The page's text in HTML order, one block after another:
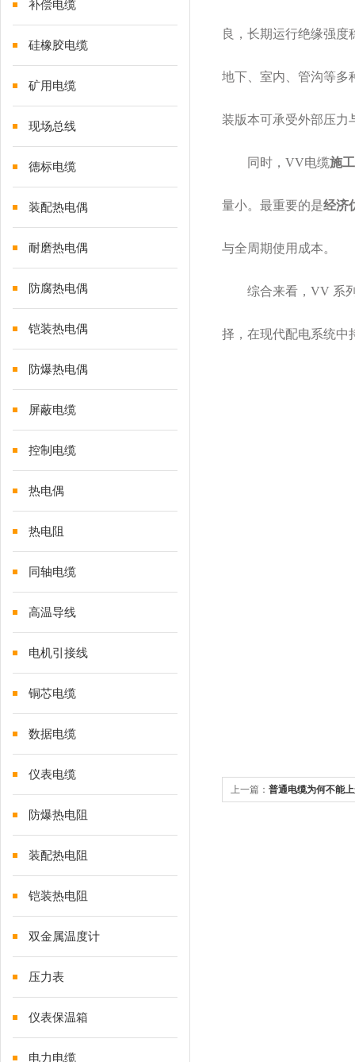
补偿电缆
硅橡胶电缆
矿用电缆
现场总线
德标电缆
装配热电偶
耐磨热电偶
防腐热电偶
铠装热电偶
防爆热电偶
屏蔽电缆
控制电缆
热电偶
热电阻
同轴电缆
高温导线
电机引接线
铜芯电缆
数据电缆
仪表电缆
防爆热电阻
装配热电阻
铠装热电阻
双金属温度计
压力表
仪表保温箱
电力电缆
良，长期运行绝缘强度
地下、室内、管沟等多
装版本可承受外部压力
同时， VV电缆施
量小。最重要的是经济
与全周期使用成本。
综合来看， VV 系
择，在现代配电系统中
上一篇： 普通电缆为何不能